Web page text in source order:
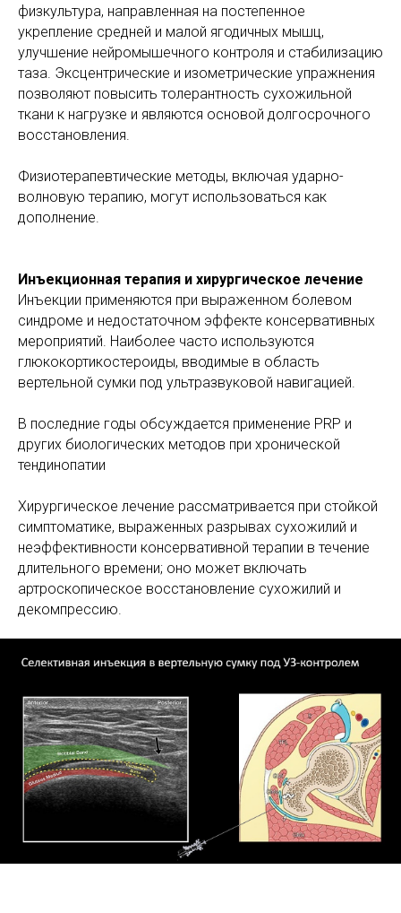
физкультура, направленная на постепенное
укрепление средней и малой ягодичных мышц,
улучшение нейромышечного контроля и стабилизацию
таза. Эксцентрические и изометрические упражнения
позволяют повысить толерантность сухожильной
ткани к нагрузке и являются основой долгосрочного
восстановления.
Физиотерапевтические методы, включая ударно-
волновую терапию, могут использоваться как
дополнение.
Инъекционная терапия и хирургическое лечение
Инъекции применяются при выраженном болевом
синдроме и недостаточном эффекте консервативных
мероприятий. Наиболее часто используются
глюкокортикостероиды, вводимые в область
вертельной сумки под ультразвуковой навигацией.
В последние годы обсуждается применение PRP и
других биологических методов при хронической
тендинопатии
Хирургическое лечение рассматривается при стойкой
симптоматике, выраженных разрывах сухожилий и
неэффективности консервативной терапии в течение
длительного времени; оно может включать
артроскопическое восстановление сухожилий и
декомпрессию.